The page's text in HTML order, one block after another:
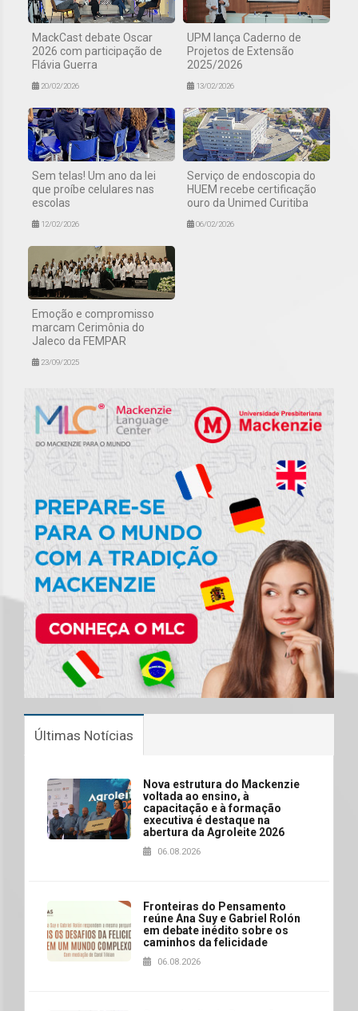
MackCast debate Oscar
2026 com participação de
Flávia Guerra
20/02/2026
UPM lança Caderno de
Projetos de Extensão
2025/2026
13/02/2026
Sem telas! Um ano da lei
que proíbe celulares nas
escolas
12/02/2026
Serviço de endoscopia do
HUEM recebe certificação
ouro da Unimed Curitiba
06/02/2026
Emoção e compromisso
marcam Cerimônia do
Jaleco da FEMPAR
23/09/2025
Últimas Notícias
Nova estrutura do Mackenzie
voltada ao ensino, à
capacitação e à formação
executiva é destaque na
abertura da Agroleite 2026
06.08.2026
Fronteiras do Pensamento
reúne Ana Suy e Gabriel Rolón
em debate inédito sobre os
caminhos da felicidade
06.08.2026